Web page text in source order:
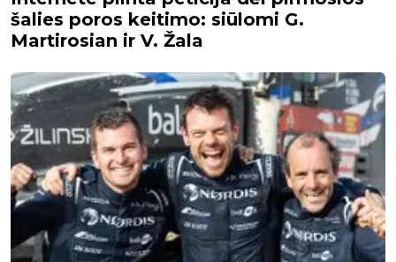
šalies poros keitimo: siūlomi G.
Martirosian ir V. Žala